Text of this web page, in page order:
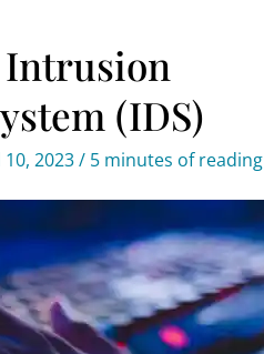
(IDS)
2023/ 5 minutes of reading